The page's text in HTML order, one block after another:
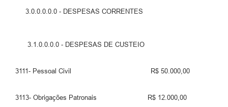
3.0.0.0.0.0 - DESPESAS CORRENTES
3.1.0.0.0.0 - DESPESAS DE CUSTEIO
3111- Pessoal Civil R$ 50.000,00
3113- Obrigações Patronais R$ 12.000,00